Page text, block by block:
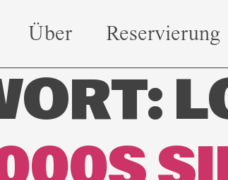
Über Reservierung